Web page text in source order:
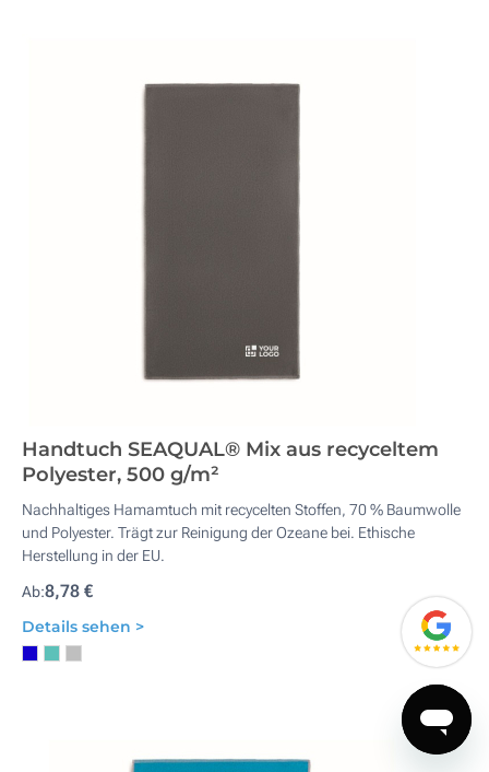
Handtuch SEAQUAL® Mix aus recyceltem
Polyester, 500 g/m²
Nachhaltiges Hamamtuch mit recycelten Stoffen, 70 % Baumwolle
und Polyester. Trägt zur Reinigung der Ozeane bei. Ethische
Herstellung in der EU.
Ab:8,78 €
Details sehen >